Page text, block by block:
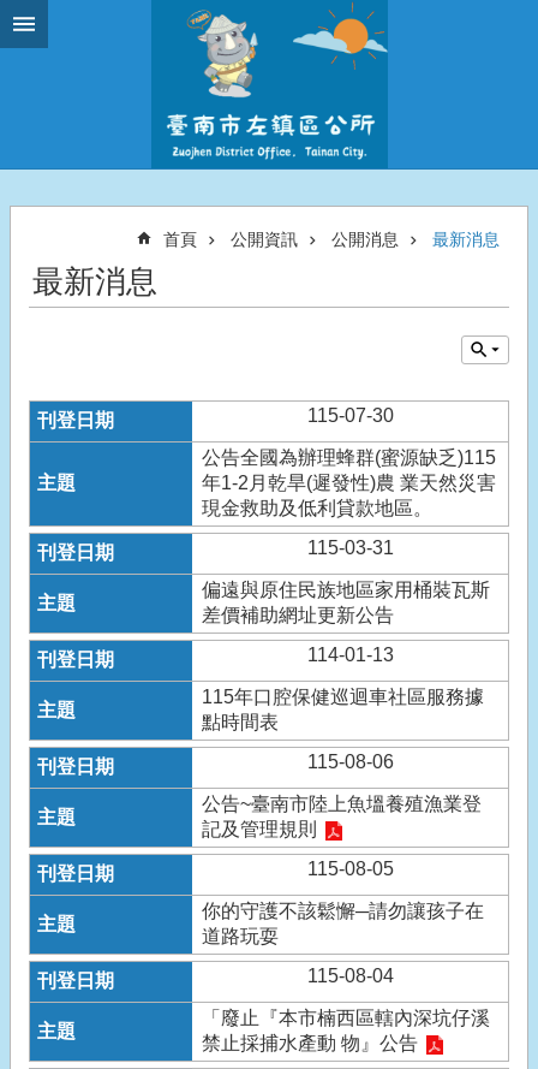
跳到主要內容區塊
首頁 公開資訊 公開消息 最新消息
最新消息
115-07-30
公告全國為辦理蜂群(蜜源缺乏)115
年1-2月乾旱(遲發性)農 業天然災害
現金救助及低利貸款地區。
115-03-31
偏遠與原住民族地區家用桶裝瓦斯
差價補助網址更新公告
114-01-13
115年口腔保健巡迴車社區服務據
點時間表
115-08-06
公告~臺南市陸上魚塭養殖漁業登
記及管理規則
115-08-05
你的守護不該鬆懈─請勿讓孩子在
道路玩耍
115-08-04
「廢止『本市楠西區轄內深坑仔溪
禁止採捕水產動 物』公告